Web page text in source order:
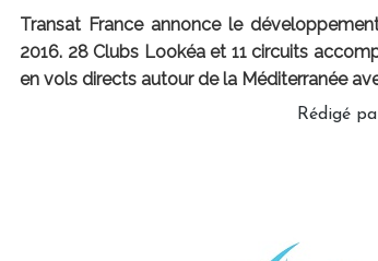
Transat France annonce le
2016. 28 Clubs Lookéa et 11 circuits
en vols directs autour de la Méditerranée
Rédigé